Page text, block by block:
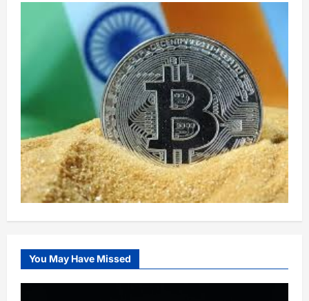
You May Have Missed